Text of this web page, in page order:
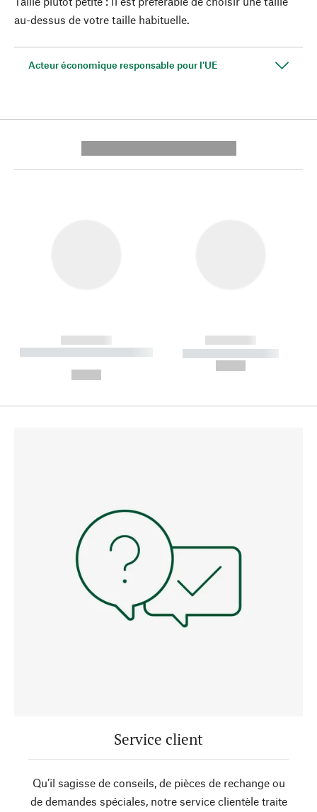
au-dessus de votre taille habituelle.
Acteur économique responsable pour l'UE
------------
----------- ----------- --------
------------
----------- -----------
Service client
Qu’il sagisse de conseils, de pièces de rechange ou
de demandes spéciales, notre service clientèle traite